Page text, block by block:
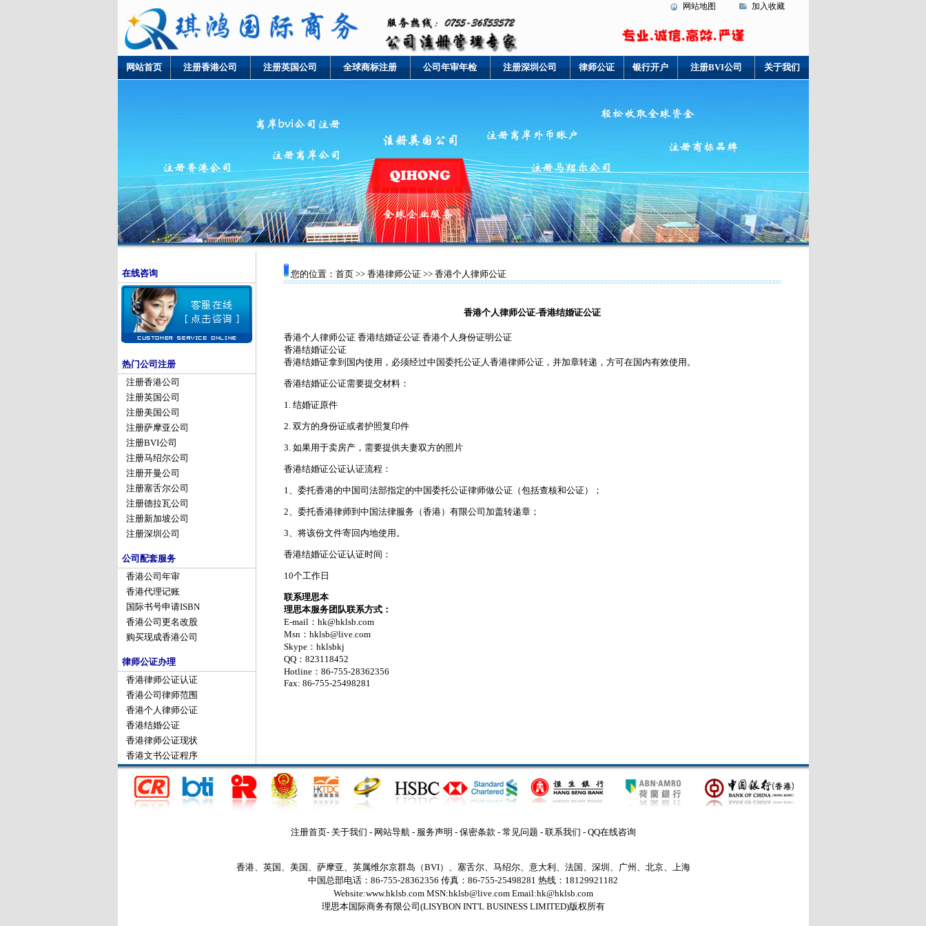
网站地图 加入收藏
网站首页 注册香港公司 注册英国公司 全球商标注册 公司年审年检 注册深圳公司 律师公证 银行开户 注册BVI公司 关于我们
在线咨询
热门公司注册
注册香港公司
注册英国公司
注册美国公司
注册萨摩亚公司
注册BVI公司
注册马绍尔公司
注册开曼公司
注册塞舌尔公司
注册德拉瓦公司
注册新加坡公司
注册深圳公司
公司配套服务
香港公司年审
香港代理记账
国际书号申请ISBN
香港公司更名改股
购买现成香港公司
律师公证办理
香港律师公证认证
香港公司律师范围
香港个人律师公证
香港结婚公证
香港律师公证现状
香港文书公证程序
您的位置： 首页 >> 香港律师公证 >> 香港个人律师公证
香港个人律师公证-香港结婚证公证
香港个人律师公证 香港结婚证公证 香港个人身份证明公证
香港结婚证公证
香港结婚证拿到国内使用，必须经过中国委托公证人香港律师公证，并加章转递，方可在国内有效使用。
香港结婚证公证需要提交材料：
1. 结婚证原件
2. 双方的身份证或者护照复印件
3. 如果用于卖房产，需要提供夫妻双方的照片
香港结婚证公证认证流程：
1、委托香港的中国司法部指定的中国委托公证律师做公证（包括查核和公证）；
2、委托香港律师到中国法律服务（香港）有限公司加盖转递章；
3、将该份文件寄回内地使用。
香港结婚证公证认证时间：
10个工作日
联系理思本
理思本服务团队联系方式：
E-mail：hk@hklsb.com
Msn：hklsb@live.com
Skype：hklsbkj
QQ：823118452
Hotline：86-755-28362356
Fax: 86-755-25498281
注册首页- 关于我们 - 网站导航- 服务声明 - 保密条款 - 常见问题 - 联系我们 - QQ在线咨询
香港、英国、美国、萨摩亚、英属维尔京群岛（BVI）、塞舌尔、马绍尔、意大利、法国、深圳、广州、北京、上海
中国总部电话：86-755-28362356 传真：86-755-25498281 热线：18129921182
Website:www.hklsb.com MSN:hklsb@live.com Email:hk@hklsb.com
理思本国际商务有限公司 (LISYBON INT'L BUSINESS LIMITED)版权所有